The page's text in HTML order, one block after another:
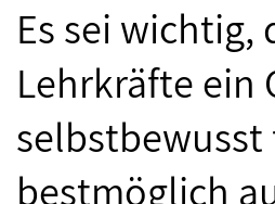
Es sei
Lehrkräfte ein
selbstbewusst
bestmöglich